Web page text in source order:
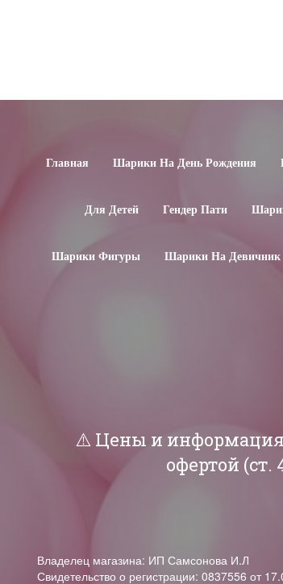
Главная Шарики На День Рождения
Для Детей Гендер Пати
Шарики Фигуры Шарики На Девичник
⚠️ Цены и информация
офертой
Владелец магазина: ИП Самсонова И.Л
Свидетельство о регистрации: 0837556 от